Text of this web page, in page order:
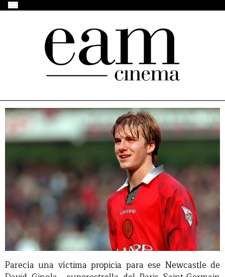
Parecía una víctima propicia para ese Newcastle de